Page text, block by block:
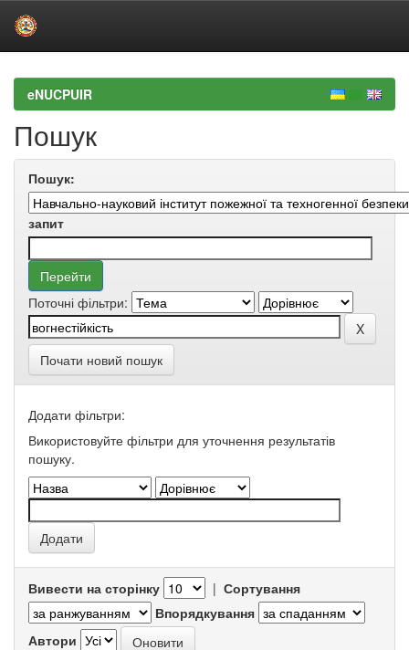
navigationeNUCPUIR
Пошук
Пошук:
запит
Поточні фільтри:
Почати новий пошук
Додати фільтри:
Використовуйте фільтри для уточнення результатів
пошуку.
Вивести на сторінку | Сортування
Впорядкування
Автори